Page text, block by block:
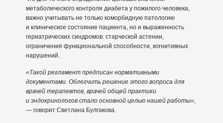
метаболического контроля диабета у пожилого человека,
важно учитывать не только коморбидную патологию
и клиническое состояние пациента, но и выраженность
гериатрических синдромов: старческой астении,
ограничения функциональной способности, когнитивных
нарушений.
«Такой регламент предписан нормативными
документами. Облегчить решение этого вопроса для
врачей терапевтов, врачей общей практики
и эндокринологов стало основной целью нашей работы»,
— говорит Светлана Булгакова.